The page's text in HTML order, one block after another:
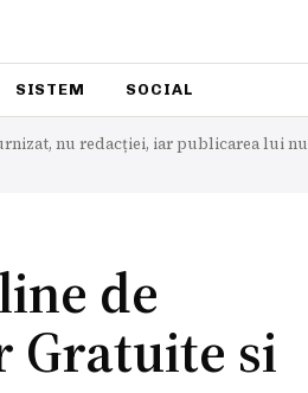
SISTEM SOCIAL
nu redacției, iar publicarea lui nu
de
Gratuite si